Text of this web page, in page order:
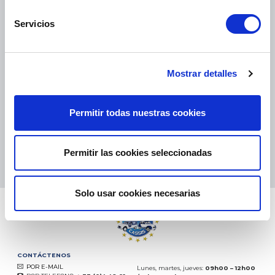
Servicios
Mostrar detalles
Permitir todas nuestras cookies
Permitir las cookies seleccionadas
Solo usar cookies necesarias
PAQUETES PEQUEÑOS:COLISSIMO, TNT, DPD-PAQUETES GRANDES:TNT, GÉODIS, FRANCE EXPRESS, DPD
THE FEEDBACK
Excelente:4.5/5
(desde 2018)
CONTÁCTENOS
POR E-MAIL
Lunes, martes, jueves: 09h00 – 12h00